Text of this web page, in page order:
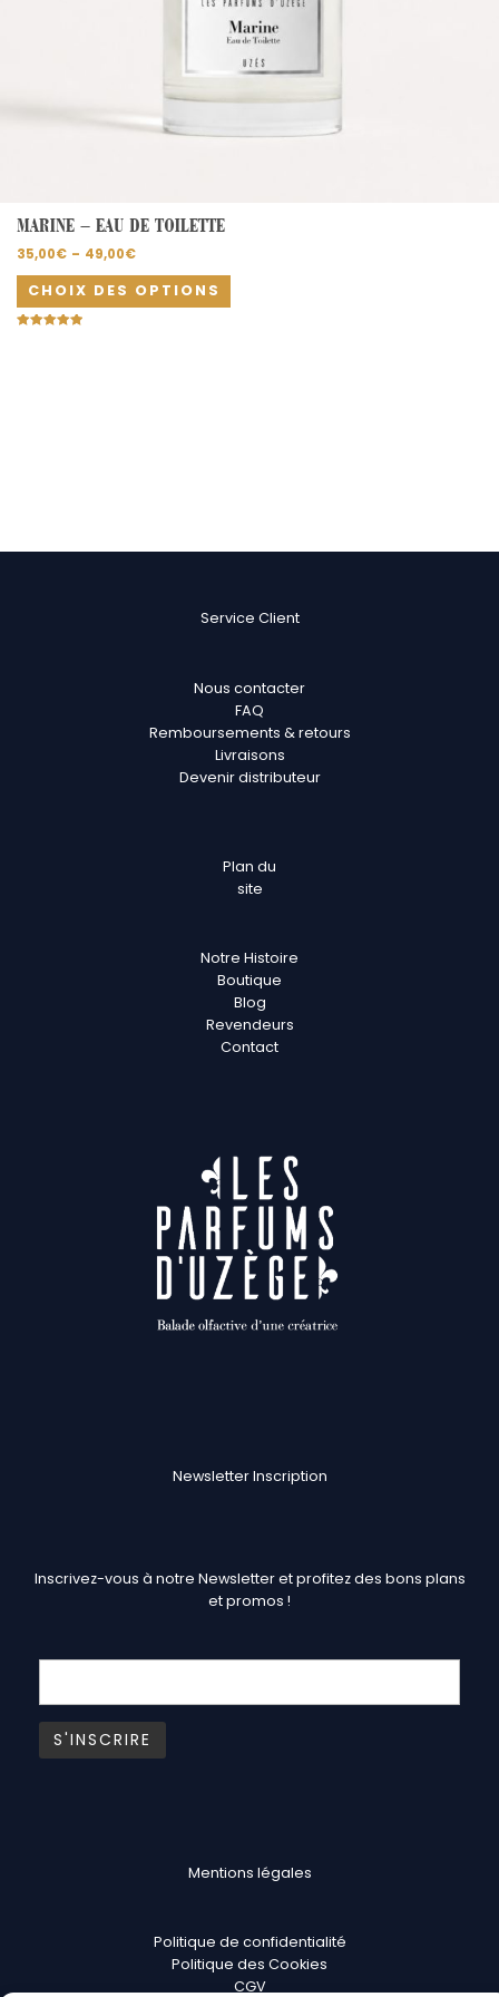
MARINE – EAU DE TOILETTE
35,00€ – 49,00€
CHOIX DES OPTIONS
produit
Service Client
Nous contacter
FAQ
Remboursements & retours
Livraisons
Devenir distributeur
Plan du
site
Notre Histoire
Boutique
Blog
Revendeurs
Contact
Newsletter Inscription
Inscrivez-vous à notre Newsletter et profitez des bons plans
et promos !
Mentions légales
Politique de confidentialité
Politique des Cookies
CGV